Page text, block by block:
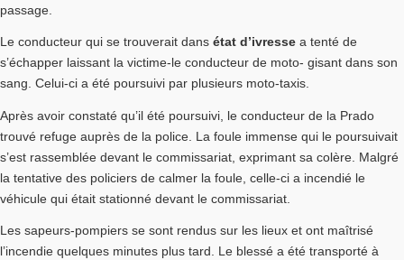
passage.
Le conducteur qui se trouverait dans état d’ivresse a tenté de
s’échapper laissant la victime-le conducteur de moto- gisant dans son
sang. Celui-ci a été poursuivi par plusieurs moto-taxis.
Après avoir constaté qu’il été poursuivi, le conducteur de la Prado
trouvé refuge auprès de la police. La foule immense qui le poursuivait
s’est rassemblée devant le commissariat, exprimant sa colère. Malgré
la tentative des policiers de calmer la foule, celle-ci a incendié le
véhicule qui était stationné devant le commissariat.
Les sapeurs-pompiers se sont rendus sur les lieux et ont maîtrisé
l’incendie quelques minutes plus tard. Le blessé a été transporté à